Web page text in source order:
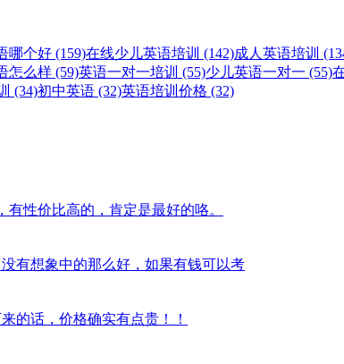
哪个好 (159)在线少儿英语培训 (142)成人英语培训
怎么样 (59)英语一对一培训 (55)少儿英语一对一 (55)
(34)初中英语 (32)英语培训价格 (32)
性价比高的，肯定是最好的咯。
有想象中的那么好，如果有钱可以考
的话，价格确实有点贵！！